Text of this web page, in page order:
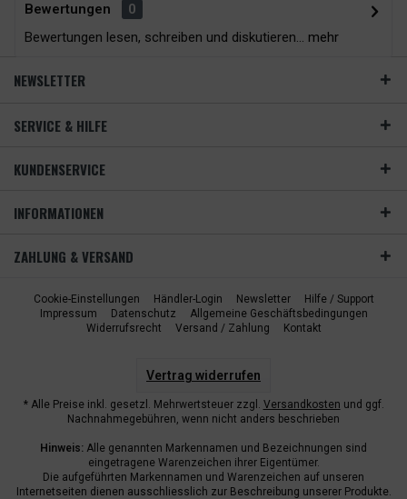
Bewertungen
0
Bewertungen lesen, schreiben und diskutieren... mehr
NEWSLETTER
SERVICE & HILFE
KUNDENSERVICE
INFORMATIONEN
ZAHLUNG & VERSAND
Cookie-Einstellungen Händler-Login Newsletter
Hilfe / Support
Impressum
Datenschutz
Allgemeine Geschäftsbedingungen
Widerrufsrecht
Versand / Zahlung Kontakt
Vertrag widerrufen
* Alle Preise inkl. gesetzl. Mehrwertsteuer zzgl. Versandkosten und ggf.
Nachnahmegebühren, wenn nicht anders beschrieben
Hinweis: Alle genannten Markennamen und Bezeichnungen sind
eingetragene Warenzeichen ihrer Eigentümer.
Die aufgeführten Markennamen und Warenzeichen auf unseren
Internetseiten dienen ausschliesslich zur Beschreibung unserer Produkte.